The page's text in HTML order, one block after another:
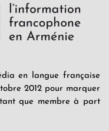
en langue française
2012 pour marquer
tant que membre à part